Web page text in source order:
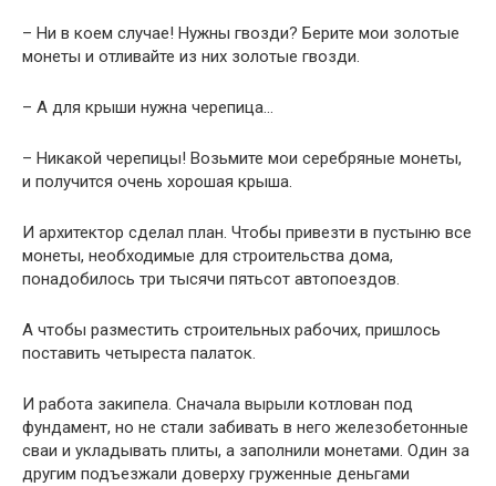
– Ни в коем случае! Нужны гвозди? Берите мои золотые
монеты и отливайте из них золотые гвозди.
– А для крыши нужна черепица…
– Никакой черепицы! Возьмите мои серебряные монеты,
и получится очень хорошая крыша.
И архитектор сделал план. Чтобы привезти в пустыню все
монеты, необходимые для строительства дома,
понадобилось три тысячи пятьсот автопоездов.
А чтобы разместить строительных рабочих, пришлось
поставить четыреста палаток.
И работа закипела. Сначала вырыли котлован под
фундамент, но не стали забивать в него железобетонные
сваи и укладывать плиты, а заполнили монетами. Один за
другим подъезжали доверху груженные деньгами